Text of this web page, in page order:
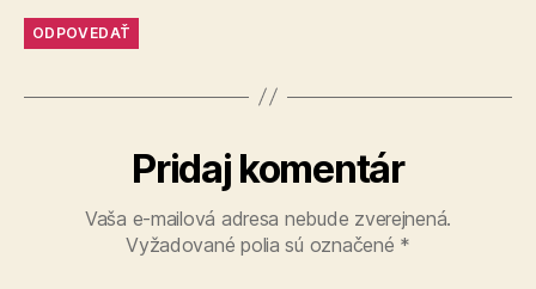
ODPOVEDAŤ
Pridaj komentár
Vaša e-mailová adresa nebude zverejnená.
Vyžadované polia sú označené *